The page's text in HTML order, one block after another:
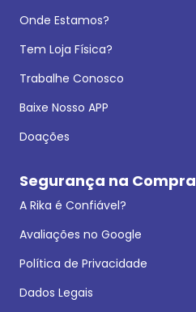
Onde Estamos?
Tem Loja Física?
Trabalhe Conosco
Baixe Nosso APP
Doações
Segurança na Compra
A Rika é Confiável?
Avaliações no Google
Política de Privacidade
Dados Legais